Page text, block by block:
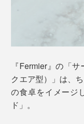
『Fermier』の「
クエア型）」は、
の食卓をイメージ
ド」。